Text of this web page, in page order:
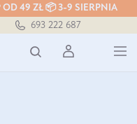
49 ZŁ 📦 3-9 SIERPNIA
693 222 687